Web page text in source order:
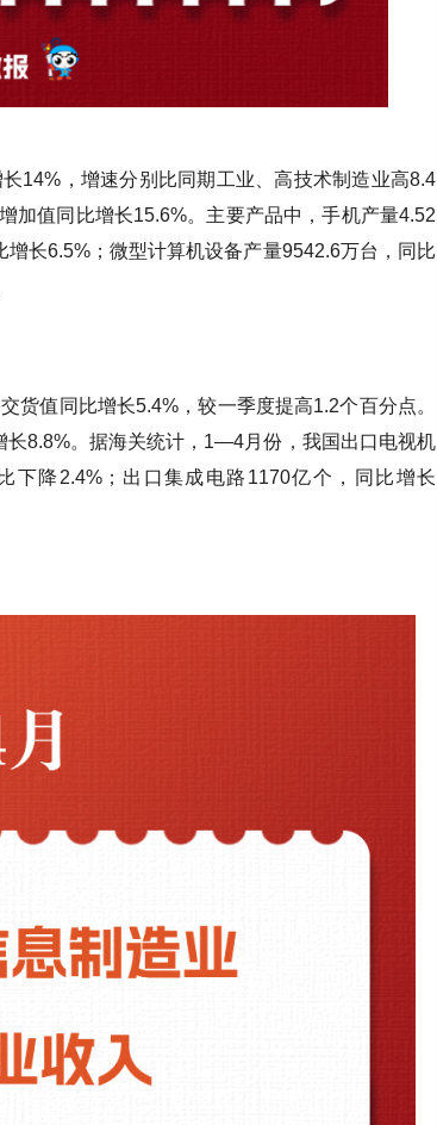
14%，增速分别比同期工业、高技术制造业高8.4
加值同比增长15.6%。主要产品中，手机产量4.52
长6.5%；微型计算机设备产量9542.6万台，同比
值同比增长5.4%，较一季度提高1.2个百分点。
8.8%。据海关统计，1—4月份，我国出口电视机
下降2.4%；出口集成电路1170亿个，同比增长